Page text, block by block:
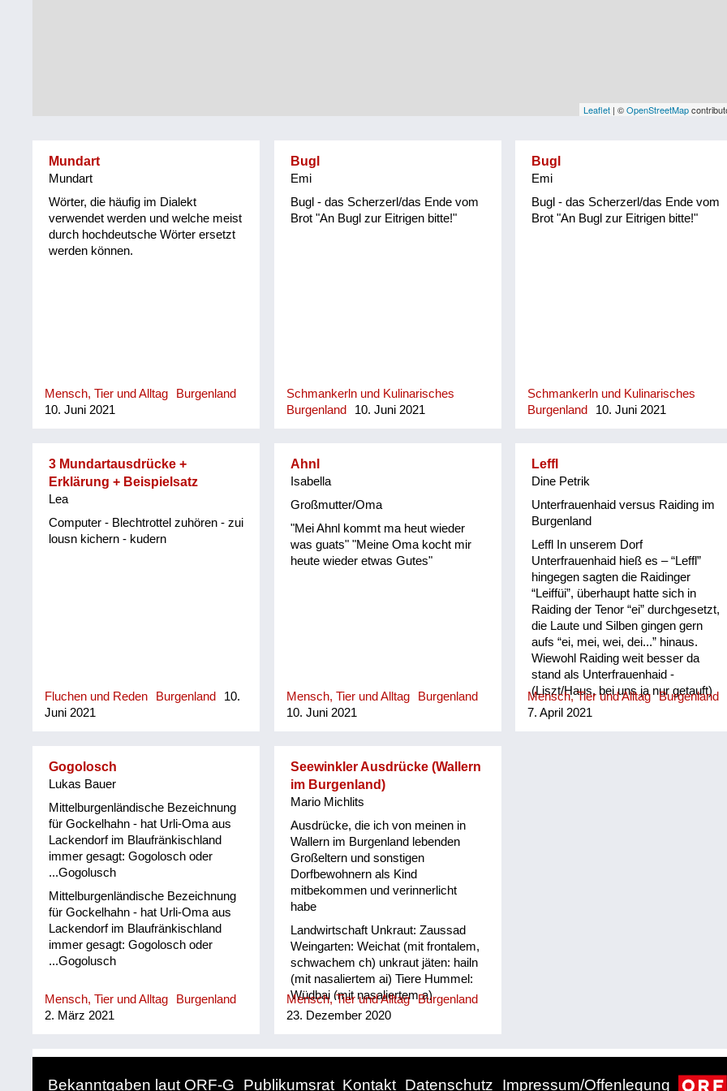
Leaflet | ©OpenStreetMap
Mundart
Mundart
Wörter, die häufig im Dialekt
verwendet werden und welche meist
durch hochdeutsche Wörter ersetzt
werden können.
Mensch, Tier und Alltag
Burgenland
10. Juni 2021
Bugl
Emi
Bugl - das Scherzerl/das Ende vom
Brot "An Bugl zur Eitrigen bitte!"
Schmankerln und Kulinarisches
Burgenland
10. Juni 2021
Bugl
Emi
Bugl - das Scherzerl/das Ende vom
Brot "An Bugl zur Eitrigen bitte!"
Schmankerln und Kulinarisches
Burgenland
10. Juni 2021
3 Mundartausdrücke +
Erklärung + Beispielsatz
Lea
Computer - Blechtrottel zuhören - zui
lousn kichern - kudern
Fluchen und Reden Burgenland
10.
Juni 2021
Ahnl
Isabella
Großmutter/Oma
"Mei Ahnl kommt ma heut wieder
was guats" "Meine Oma kocht mir
heute wieder etwas Gutes"
Mensch, Tier und Alltag
Burgenland
10. Juni 2021
Leffl
Dine Petrik
Unterfrauenhaid versus Raiding im
Burgenland
Leffl In unserem Dorf
Unterfrauenhaid hieß es – “Leffl”
hingegen sagten die Raidinger
“Leiffüi”, überhaupt hatte sich in
Raiding der Tenor “ei” durchgesetzt,
die Laute und Silben gingen gern
aufs “ei, mei, wei, dei...” hinaus.
Wiewohl Raiding weit besser da
stand als Unterfrauenhaid -
(Liszt/Haus, bei uns ja nur getauft)
bedauerten wir sie ob ihrer
Ausdrucksweise, wir fanden sie
Mensch, Tier und Alltag
Burgenland
7. April 2021
Gogolosch
Lukas Bauer
Mittelburgenländische Bezeichnung
für Gockelhahn - hat Urli-Oma aus
Lackendorf im Blaufränkischland
immer gesagt: Gogolosch oder
...Gogolusch
Mittelburgenländische Bezeichnung
für Gockelhahn - hat Urli-Oma aus
Lackendorf im Blaufränkischland
immer gesagt: Gogolosch oder
...Gogolusch
Mensch, Tier und Alltag
Burgenland
2. März 2021
Seewinkler Ausdrücke (Wallern
im Burgenland)
Mario Michlits
Ausdrücke, die ich von meinen in
Wallern im Burgenland lebenden
Großeltern und sonstigen
Dorfbewohnern als Kind
mitbekommen und verinnerlicht
habe
Landwirtschaft Unkraut: Zaussad
Weingarten: Weichat (mit frontalem,
schwachem ch) unkraut jäten: hailn
(mit nasaliertem ai) Tiere Hummel:
Wüdbai (mit nasaliertem a)
Eidechse: Darahaxl Feldhamster:
Kinn: Giermäu (mit nasaliertem äu)
gähnen: guamazn Erkältung:
Mensch, Tier und Alltag
Burgenland
23. Dezember 2020
Bekanntgaben laut ORF-G Publikumsrat Kontakt Datenschutz Impressum/Offenlegung